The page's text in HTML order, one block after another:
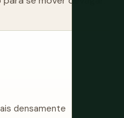
densamente